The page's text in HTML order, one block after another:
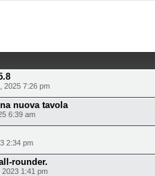
2025 7:26 pm
nuova tavola
6:39 am
2:34 pm
rounder.
2023 1:41 pm